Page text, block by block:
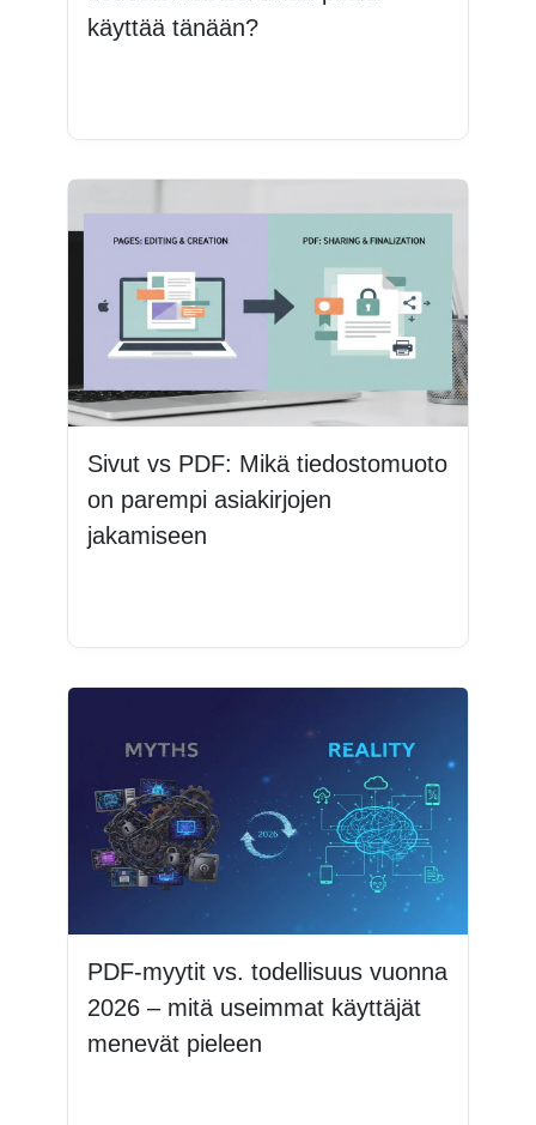
käyttää tänään?
Sivut vs PDF: Mikä tiedostomuoto
on parempi asiakirjojen
jakamiseen
PDF-myytit vs. todellisuus vuonna
2026 – mitä useimmat käyttäjät
menevät pieleen